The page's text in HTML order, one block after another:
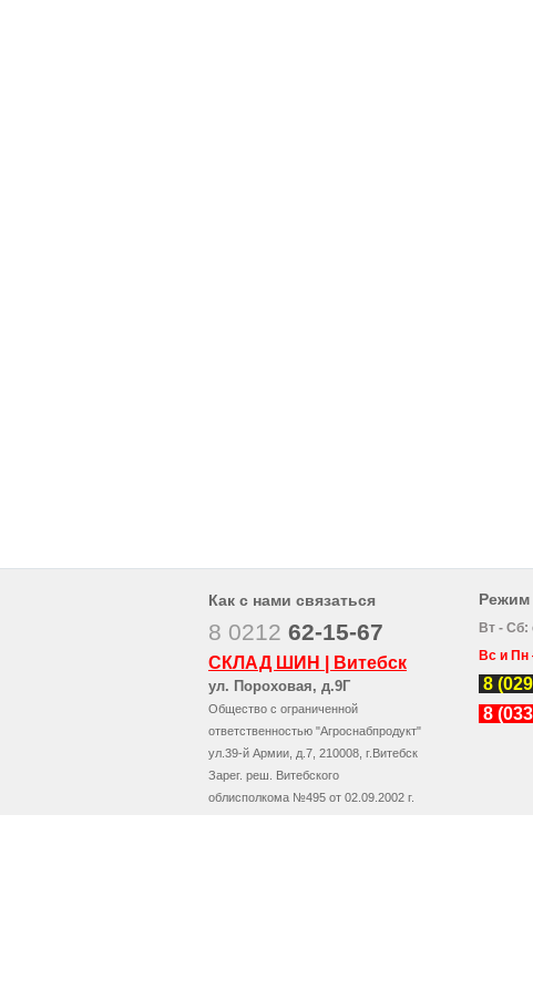
Как с нами связаться
8 0212 62-15-67
СКЛАД ШИН | Витебск
ул. Пороховая, д.9Г
Общество с ограниченной
ответственностью "Агроснабпродукт"
ул.39-й Армии, д.7, 210008, г.Витебск
Зарег. реш. Витебского
облисполкома №495 от 02.09.2002 г.
Режим
Вт - Сб:
Вс и
8
8